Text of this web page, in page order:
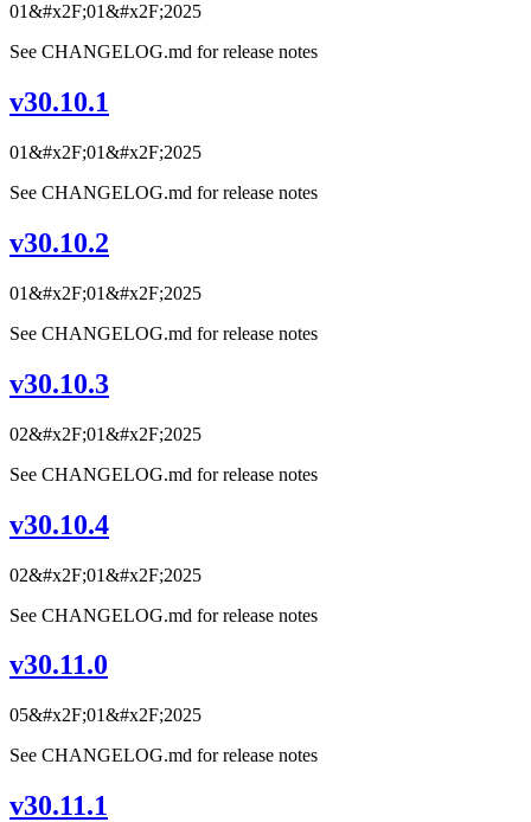
01&#x2F;01&#x2F;2025
See CHANGELOG.md for release notes
v30.10.1
01&#x2F;01&#x2F;2025
See CHANGELOG.md for release notes
v30.10.2
01&#x2F;01&#x2F;2025
See CHANGELOG.md for release notes
v30.10.3
02&#x2F;01&#x2F;2025
See CHANGELOG.md for release notes
v30.10.4
02&#x2F;01&#x2F;2025
See CHANGELOG.md for release notes
v30.11.0
05&#x2F;01&#x2F;2025
See CHANGELOG.md for release notes
v30.11.1